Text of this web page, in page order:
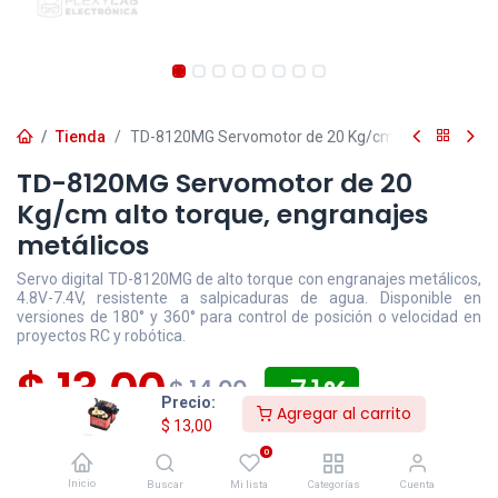
Precio:
$ 13,00
Agregar al carrito
Inicio Buscar
0
Mi lista Categorías Cuenta
Tienda TD-8120MG Servomotor de 20 Kg/cm alto torque,
TD-8120MG Servomotor de 20
Kg/cm alto torque, engranajes
metálicos
Servo digital TD-8120MG de alto torque con engranajes metálicos,
4.8V-7.4V, resistente a salpicaduras de agua. Disponible en
versiones de 180° y 360° para control de posición o velocidad en
proyectos RC y robótica.
$ 13,00$14,00 - 7,1
Precio exclusivo sitio web